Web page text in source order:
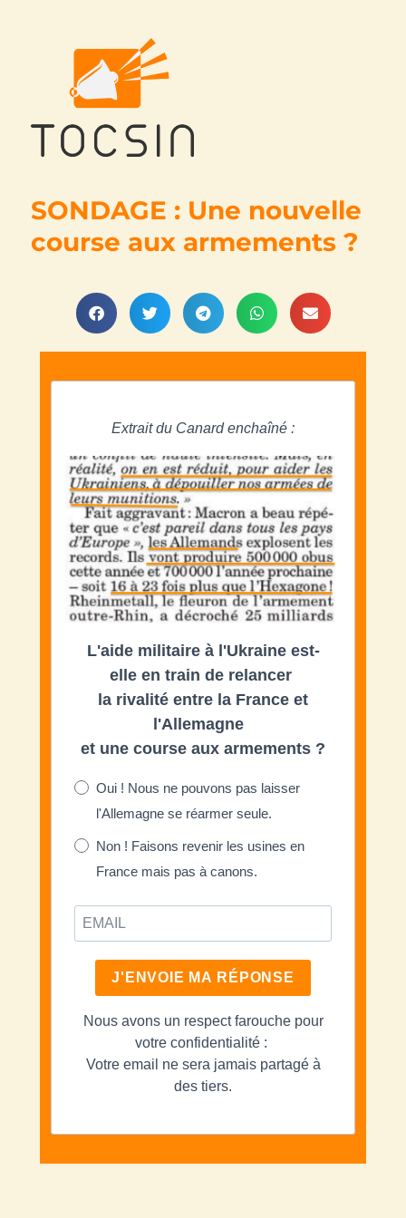
SONDAGE : Une nouvelle
course aux armements ?
Extrait du Canard enchaîné :
L'aide militaire à l'Ukraine est-
elle en train de relancer
la rivalité entre la France et
l'Allemagne
et une course aux armements ?
Oui ! Nous ne pouvons pas laisser
l'Allemagne se réarmer seule.
Non ! Faisons revenir les usines en
France mais pas à canons.
J'ENVOIE MA RÉPONSE
Nous avons un respect farouche pour
votre confidentialité :
Votre email ne sera jamais partagé à
des tiers.